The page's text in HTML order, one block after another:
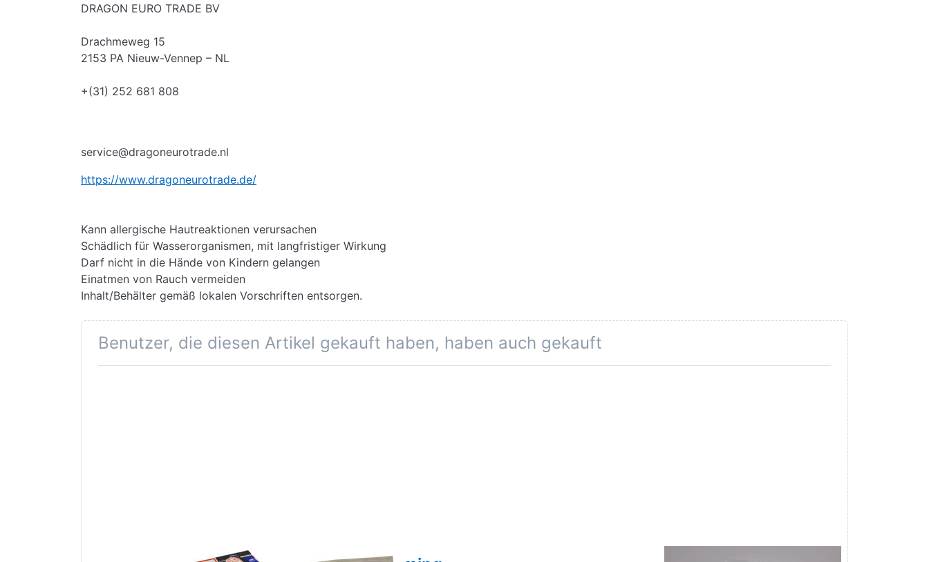
DRAGON EURO TRADE BV
Drachmeweg 15
2153 PA Nieuw-Vennep – NL
+(31) 252 681 808
service@dragoneurotrade.nl
https://www.dragoneurotrade.de/
Kann allergische Hautreaktionen verursachen
Schädlich für Wasserorganismen, mit langfristiger Wirkung
Darf nicht in die Hände von Kindern gelangen
Einatmen von Rauch vermeiden
Inhalt/Behälter gemäß lokalen Vorschriften entsorgen.
Benutzer, die diesen Artikel gekauft haben, haben auch gekauft